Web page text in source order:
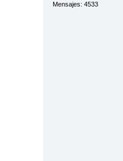
Mensajes: 4533